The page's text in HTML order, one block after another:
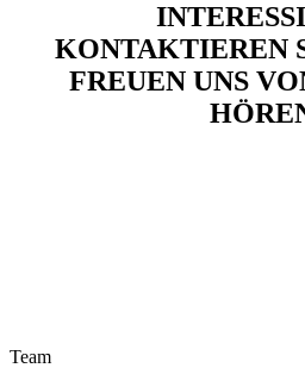
KONTAKTIEREN
FREUEN UNS
Team